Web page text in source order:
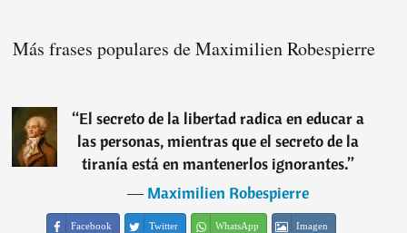
Más frases populares de Maximilien Robespierre
“El secreto de la libertad radica en educar a
las personas, mientras que el secreto de la
tiranía está en mantenerlos ignorantes.”
―Maximilien Robespierre
Facebook Twitter WhatsApp Imagen